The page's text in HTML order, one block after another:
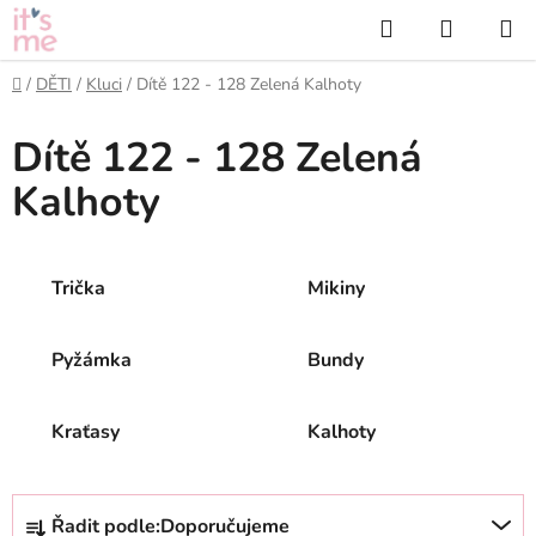
Přejít
na
obsah
Hledat
KOŠÍK
Domů
/ DĚTI / Kluci / Dítě 122 - 128 Zelená Kalhoty
Dítě 122 - 128 Zelená
Kalhoty
Trička Mikiny
Pyžámka Bundy
Kraťasy Kalhoty
Ř
Řadit podle:Doporučujeme